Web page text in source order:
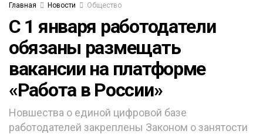
Главная Новости Общество
С 1 января работодатели
обязаны размещать
вакансии на платформе
«Работа в России»
Новшества о единой цифровой базе
работодателей закреплены Законом о занятости